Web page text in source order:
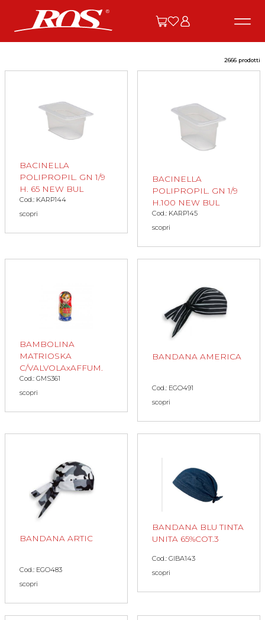
2666 prodotti
BACINELLA
POLIPROPIL. GN 1/9
H. 65 NEW BUL
Cod.: KARP144
scopri
BACINELLA
POLIPROPIL. GN 1/9
H.100 NEW BUL
Cod.: KARP145
scopri
BAMBOLINA
MATRIOSKA
C/VALVOLAxAFFUM.
Cod.: GMS361
scopri
BANDANA AMERICA
Cod.: EGO491
scopri
BANDANA ARTIC
Cod.: EGO483
scopri
BANDANA BLU TINTA
UNITA 65%COT.3
Cod.: GIBA143
scopri